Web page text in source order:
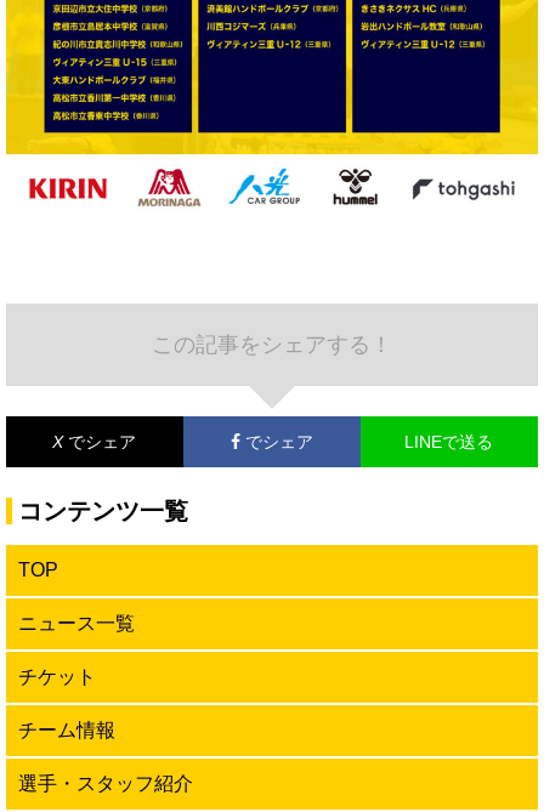
この記事をシェアする！
X でシェア でシェア LINEで送る
コンテンツ一覧
TOP
ニュース一覧
チケット
チーム情報
選手・スタッフ紹介